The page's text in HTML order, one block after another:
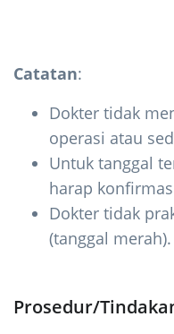
Catatan:
Dokter tidak
operasi atau
Untuk tanggal
harap
Dokter tidak
(tanggal merah).
Prosedur/